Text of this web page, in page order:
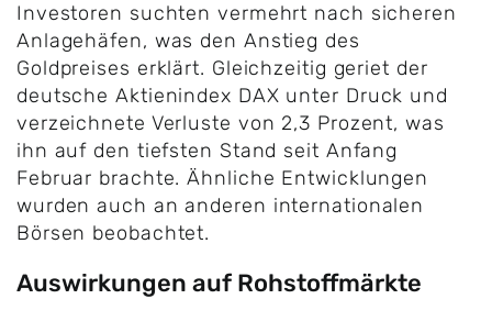
Investoren suchten vermehrt nach sicheren
Anlagehäfen, was den Anstieg des
Goldpreises erklärt. Gleichzeitig geriet der
deutsche Aktienindex DAX unter Druck und
verzeichnete Verluste von 2,3 Prozent, was
ihn auf den tiefsten Stand seit Anfang
Februar brachte. Ähnliche Entwicklungen
wurden auch an anderen internationalen
Börsen beobachtet.
Auswirkungen auf Rohstoffmärkte